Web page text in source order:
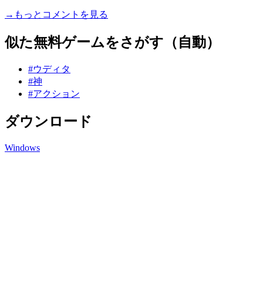
→もっとコメントを見る
似た無料ゲームをさがす（自動）
#ウディタ
#神
#アクション
ダウンロード
Windows